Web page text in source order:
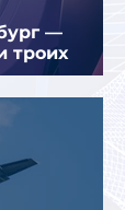
—
троих
краж